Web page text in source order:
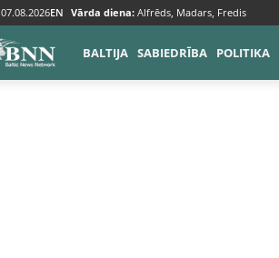
07.08.2026EN Vārda diena: Alfrēds, Madars, Fredis
BALTIJA SABIEDRĪBA POLITIKA
Tatjana Ždanoka